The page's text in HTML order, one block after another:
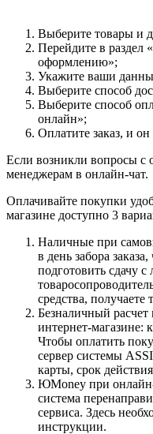
Выберите товары и
Перейдите в раздел
оформлению»;
Укажите ваши
Выберите способ
Выберите способ
онлайн»;
Оплатите заказ, и
Если возникли вопросы с
менеджерам в онлайн-чат.
Оплачивайте покупки
магазине доступно 3
Наличные при
в день забора
подготовить сдачу
средства, получаете
Безналичный
интернет-магазине:
Чтобы оплатить
сервер системы
карты, срок
ЮMoney при
система
сервиса. Здесь
инструкции.